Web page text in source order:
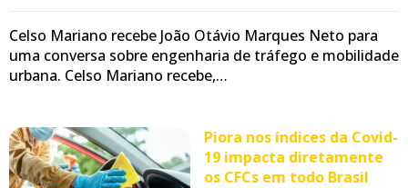
Celso Mariano recebe João Otávio Marques Neto para
uma conversa sobre engenharia de tráfego e mobilidade
urbana. Celso Mariano recebe,…
Piora nos índices da Covid-
19 impacta diretamente
os CFCs em todo Brasil